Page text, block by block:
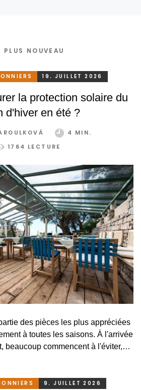
PLUS NOUVEAU
19. JUILLET 2026
la protection solaire du
d'hiver en été ?
4 MIN.
1764 LECTURE
des pièces les plus appréciées
à toutes les saisons. À l'arrivée
beaucoup commencent à l'éviter,
de détente. C'est pourtant
9. JUILLET 2026